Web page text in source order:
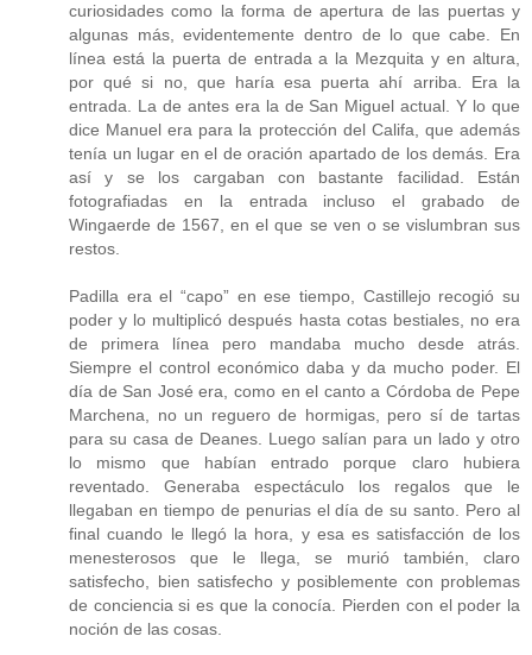
curiosidades como la forma de apertura de las puertas y
algunas más, evidentemente dentro de lo que cabe. En
línea está la puerta de entrada a la Mezquita y en altura,
por qué si no, que haría esa puerta ahí arriba. Era la
entrada. La de antes era la de San Miguel actual. Y lo que
dice Manuel era para la protección del Califa, que además
tenía un lugar en el de oración apartado de los demás. Era
así y se los cargaban con bastante facilidad. Están
fotografiadas en la entrada incluso el grabado de
Wingaerde de 1567, en el que se ven o se vislumbran sus
restos.
Padilla era el “capo” en ese tiempo, Castillejo recogió su
poder y lo multiplicó después hasta cotas bestiales, no era
de primera línea pero mandaba mucho desde atrás.
Siempre el control económico daba y da mucho poder. El
día de San José era, como en el canto a Córdoba de Pepe
Marchena, no un reguero de hormigas, pero sí de tartas
para su casa de Deanes. Luego salían para un lado y otro
lo mismo que habían entrado porque claro hubiera
reventado. Generaba espectáculo los regalos que le
llegaban en tiempo de penurias el día de su santo. Pero al
final cuando le llegó la hora, y esa es satisfacción de los
menesterosos que le llega, se murió también, claro
satisfecho, bien satisfecho y posiblemente con problemas
de conciencia si es que la conocía. Pierden con el poder la
noción de las cosas.